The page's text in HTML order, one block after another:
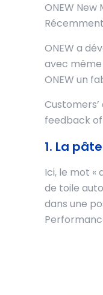
ONEW
ONEW a
avec
ONEW un
feedback
1. La
Ici, le mot «
de toile
dans une